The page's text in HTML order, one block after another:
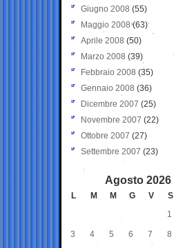
Giugno 2008 (55)
Maggio 2008(63)
Aprile 2008 (50)
Marzo 2008 (39)
Febbraio 2008 (35)
Gennaio 2008 (36)
Dicembre 2007 (25)
Novembre 2007 (22)
Ottobre 2007 (27)
Settembre 2007 (23)
Agosto 2026
L M M G V S
1
3 4 5 6 7 8